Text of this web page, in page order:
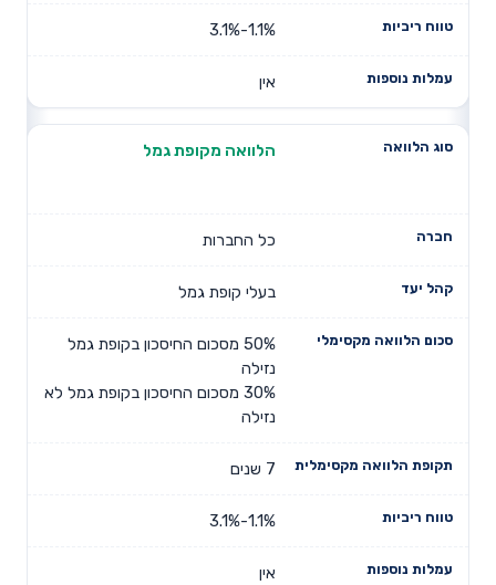
1.1%-3.1%
אין
הלוואה מקופת גמל
כל החברות
בעלי קופת גמל
50% מסכום החיסכון בקופת גמל
נזילה
30% מסכום החיסכון בקופת גמל לא
נזילה
7 שנים
1.1%-3.1%
אין